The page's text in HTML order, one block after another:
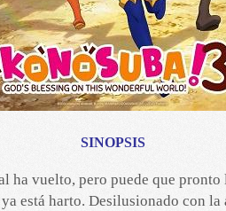
SINOPSIS
ha vuelto, pero puede que pronto
está harto. Desilusionado con la